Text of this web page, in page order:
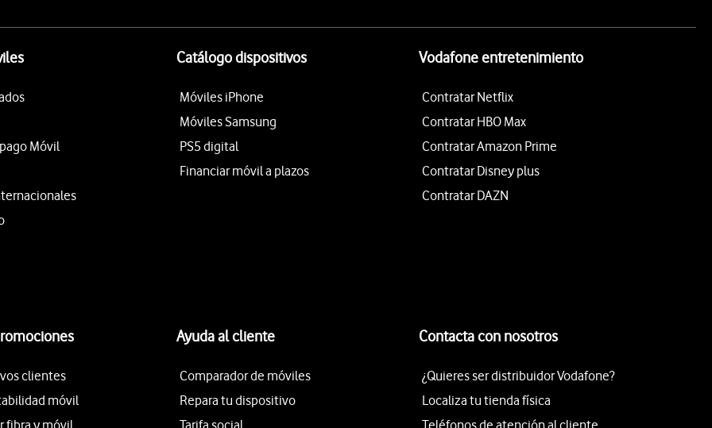
Móvil
Catálogo dispositivos
Móviles iPhone
Móviles Samsung
PS5 digital
Financiar móvil a plazos
Vodafone entretenimiento
Contratar Netflix
Contratar HBO Max
Contratar Amazon Prime
Contratar Disney plus
Contratar DAZN
clientes
móvil
fibra y móvil
Ayuda al cliente
Comparador de móviles
Repara tu dispositivo
Tarifa social
Contacta con nosotros
¿Quieres ser distribuidor Vodafone?
Localiza tu tienda física
Teléfonos de atención al cliente